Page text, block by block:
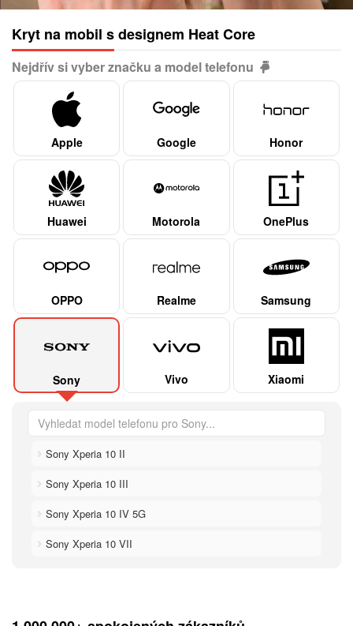
Kryt na mobil s designem Heat Core
Nejdřív si vyber značku a model telefonu
Apple Google Honor
Huawei Motorola OnePlus
OPPO Realme Samsung
Sony Vivo Xiaomi
Sony Xperia 10 II
Sony Xperia 10 III
Sony Xperia 10 IV 5G
Sony Xperia 10 VII